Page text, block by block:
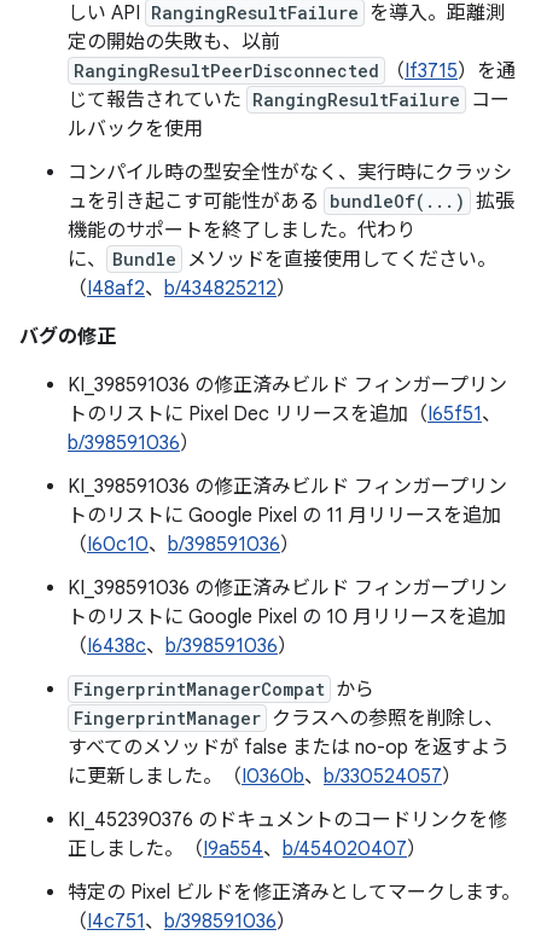
しい API RangingResultFailure を導入。距離測
定の開始の失敗も、以前
RangingResultPeerDisconnected （If3715）を通
じて報告されていた RangingResultFailure
コー
ルバックを使用
コンパイル時の型安全性がなく、実行時にクラッシ
ュを引き起こす可能性がある
bundleOf(...) 拡張
機能のサポートを終了しました。代わり
に、
Bundle
メソッドを直接使用してください。
（I48af2、 b/434825212）
バグの修正
KI_398591036 の修正済みビルド フィンガープリン
トのリストに Pixel Dec リリースを追加（I65f51、
b/398591036）
KI_398591036 の修正済みビルド フィンガープリン
トのリストに Google Pixel の 11 月リリースを追加
（I60c10、 b/398591036）
KI_398591036 の修正済みビルド フィンガープリン
トのリストに Google Pixel の 10 月リリースを追加
（I6438c、 b/398591036）
FingerprintManagerCompat から
FingerprintManager クラスへの参照を削除し、
すべてのメソッドが false または no-op を返すよう
に更新しました。（I0360b、 b/330524057）
KI_452390376 のドキュメントのコードリンクを修
正しました。（I9a554、 b/454020407）
特定の Pixel ビルドを修正済みとしてマークします。
（I4c751、 b/398591036）